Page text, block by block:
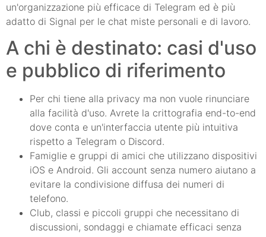
un'organizzazione più efficace di Telegram ed è più
adatto di Signal per le chat miste personali e di lavoro.
A chi è destinato: casi d'uso
e pubblico di riferimento
Per chi tiene alla privacy ma non vuole rinunciare
alla facilità d'uso. Avrete la crittografia end-to-end
dove conta e un'interfaccia utente più intuitiva
rispetto a Telegram o Discord.
Famiglie e gruppi di amici che utilizzano dispositivi
iOS e Android. Gli account senza numero aiutano a
evitare la condivisione diffusa dei numeri di
telefono.
Club, classi e piccoli gruppi che necessitano di
discussioni, sondaggi e chiamate efficaci senza